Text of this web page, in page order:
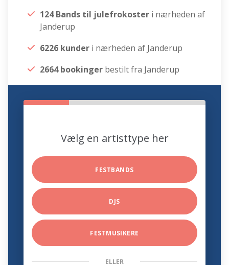
124 Bands til julefrokoster i nærheden af
Janderup
6226 kunder i nærheden af Janderup
2664 bookinger bestilt fra Janderup
Vælg en artisttype her
FESTBANDS
DJS
FESTMUSIKERE
ELLER